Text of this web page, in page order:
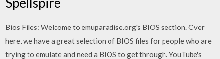
Bios Files: Welcome to emuparadise.org's BIOS section. Over
here, we have a great selection of BIOS files for people who are
trying to emulate and need a BIOS to get through. YouTube's